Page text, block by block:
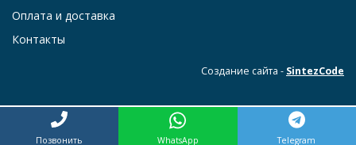
Оплата и доставка
Контакты
Создание сайта - SintezCode
Позвонить WhatsApp Telegram